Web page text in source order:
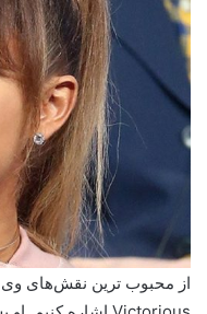
از محبوب ترین نقش‌های وی